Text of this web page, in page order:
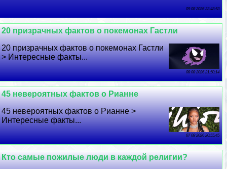
09 08 2026 23:48:53
20 призрачных фактов о покемонах Гастли
20 призрачных фактов о покемонах Гастли
> Интересные факты...
08 08 2026 21:50:14
45 невероятных фактов о Рианне
45 невероятных фактов о Рианне >
Интересные факты...
07 08 2026 20:55:45
Кто самые пожилые люди в каждой религии?